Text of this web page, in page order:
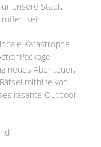
unsere Stadt,
sein!
Katastrophe
neues Abenteuer,
mithilfe von
rasante Outdoor